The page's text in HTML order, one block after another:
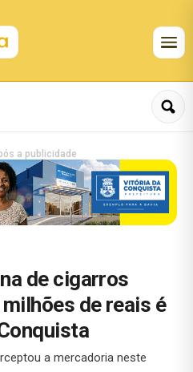
a publicidade
de cigarros
de reais é
a mercadoria neste